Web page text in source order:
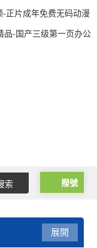
正片成年免费无码动漫
品-国产三级第一页办公
撥號
展開